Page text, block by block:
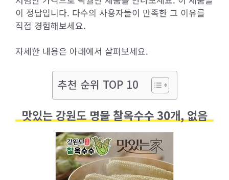
이 정답입니다. 다수의 사용자들이 만족한 그 이유를
직접 경험해보세요.
자세한 내용은 아래에서 살펴보세요.
추천 순위 TOP 10
맛있는 강원도 명물 찰옥수수 30개, 없음